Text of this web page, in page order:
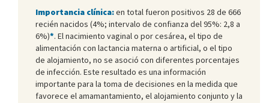
Importancia clínica:en total fueron positivos 28 de 666
recién nacidos (4%; intervalo de confianza del 95%: 2,8 a
6%)*. El nacimiento vaginal o por cesárea, el tipo de
alimentación con lactancia materna o artificial, o el tipo
de alojamiento, no se asoció con diferentes porcentajes
de infección. Este resultado es una información
importante para la toma de decisiones en la medida que
favorece el amamantamiento, el alojamiento conjunto y la